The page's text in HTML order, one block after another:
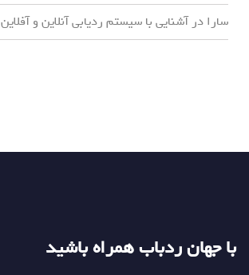
سارا درآشنایی با سیستم ردیابی آنلاین و آفلاین
با جهان ردباب همراه باشید